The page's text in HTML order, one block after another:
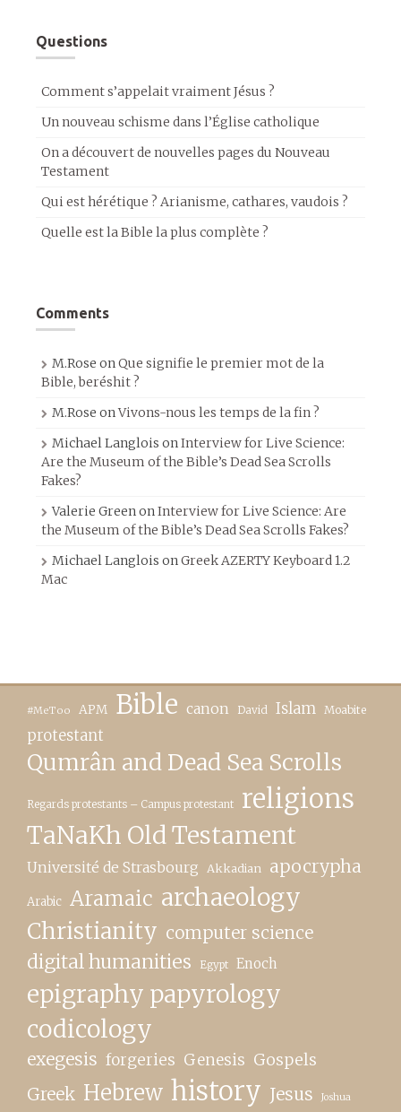
Questions
Comment s’appelait vraiment Jésus ?
Un nouveau schisme dans l’Église catholique
On a découvert de nouvelles pages du Nouveau
Testament
Qui est hérétique ? Arianisme, cathares, vaudois ?
Quelle est la Bible la plus complète ?
Comments
M.Rose onQue signifie le premier mot de la
Bible, beréshit ?
M.Rose onVivons-nous les temps de la fin ?
Michael Langlois onInterview for Live Science:
Are the Museum of the Bible’s Dead Sea Scrolls
Fakes?
Valerie GreenonInterview for Live Science: Are
the Museum of the Bible’s Dead Sea Scrolls Fakes?
Michael Langlois onGreek AZERTY Keyboard 1.2
Mac
#MeToo APM Bible canon David Islam Moabite
protestant
Qumrân and Dead Sea Scrolls
Regards protestants – Campus protestant religions
TaNaKh Old Testament
Université de Strasbourg Akkadian apocrypha
Arabic Aramaic archaeology
Christianity computer science
digital humanities Egypt Enoch
epigraphy papyrology
codicology
exegesis forgeries Genesis Gospels
Greek Hebrew history Jesus Joshua